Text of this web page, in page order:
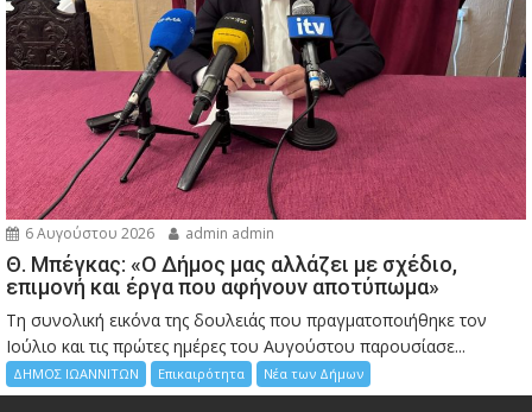
6 Αυγούστου 2026 admin admin
Θ. Μπέγκας: «Ο Δήμος μας αλλάζει με σχέδιο,
επιμονή και έργα που αφήνουν αποτύπωμα»
Τη συνολική εικόνα της δουλειάς που πραγματοποιήθηκε τον
Ιούλιο και τις πρώτες ημέρες του Αυγούστου παρουσίασε...
ΔΗΜΟΣ ΙΩΑΝΝΙΤΩΝ Επικαιρότητα Νέα των Δήμων